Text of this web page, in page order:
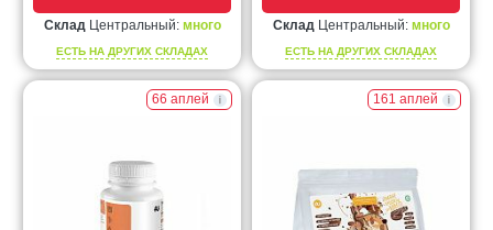
СкладЦентральный: много
ЕСТЬ НА ДРУГИХ СКЛАДАХ
СкладЦентральный: много
ЕСТЬ НА ДРУГИХ СКЛАДАХ
66 аплей 161 аплей